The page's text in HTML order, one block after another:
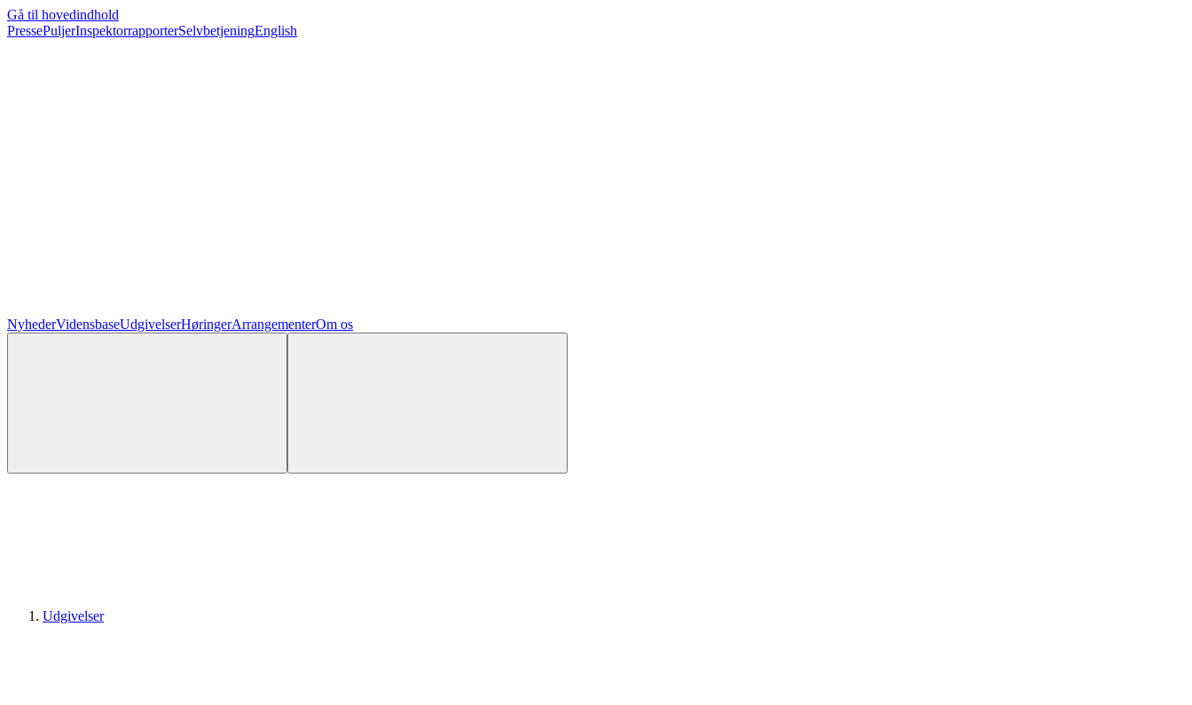
Gå til hovedindhold
PressePuljerInspektorrapporterSelvbetjeningEnglish
NyhederVidensbaseUdgivelserHøringerArrangementerOm os
Udgivelser